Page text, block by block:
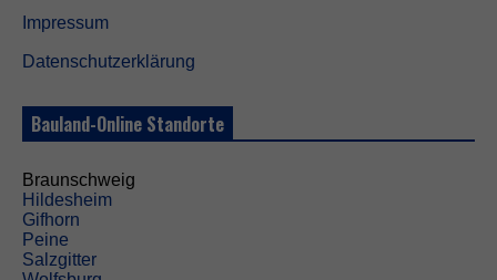
Impressum
Datenschutzerklärung
Bauland-Online Standorte
Braunschweig
Hildesheim
Gifhorn
Peine
Salzgitter